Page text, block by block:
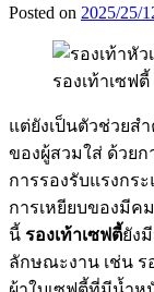
Posted on 2025/25/
แต่ยังเป็นตัวช่วย
ของผู้สวมใส่ ด้วย
การรองรับแรงกร
การเหยียบของมีค
นี้ รองเท้าเซฟตี้ยัง
ลักษณะงาน เช่น ร